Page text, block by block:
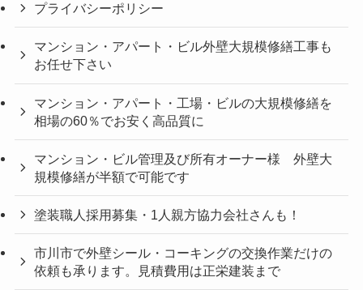
プライバシーポリシー
マンション・アパート・ビル外壁大規模修繕工事も
お任せ下さい
マンション・アパート・工場・ビルの大規模修繕を
相場の60％でお安く高品質に
マンション・ビル管理及び所有オーナー様 外壁大
規模修繕が半額で可能です
塗装職人採用募集・1人親方協力会社さんも！
市川市で外壁シール・コーキングの交換作業だけの
依頼も承ります。見積費用は正栄建装まで